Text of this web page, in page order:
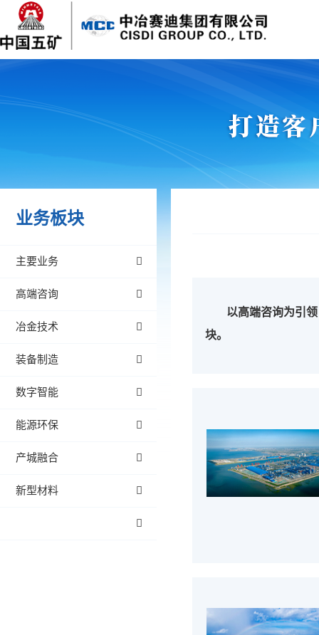
业务板块
主要业务
高端咨询
冶金技术
装备制造
数字智能
能源环保
产城融合
新型材料
以高端咨询为引
块。